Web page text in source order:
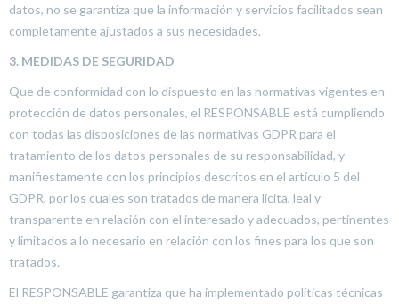
datos, no se garantiza que la información y servicios facilitados sean
completamente ajustados a sus necesidades.
3. MEDIDAS DE SEGURIDAD
Que de conformidad con lo dispuesto en las normativas vigentes en
protección de datos personales, el RESPONSABLE está cumpliendo
con todas las disposiciones de las normativas GDPR para el
tratamiento de los datos personales de su responsabilidad, y
manifiestamente con los principios descritos en el artículo 5 del
GDPR, por los cuales son tratados de manera lícita, leal y
transparente en relación con el interesado y adecuados, pertinentes
y limitados a lo necesario en relación con los fines para los que son
tratados.
El RESPONSABLE garantiza que ha implementado políticas técnicas